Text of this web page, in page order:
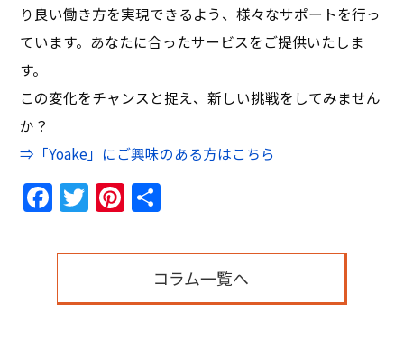
り良い働き方を実現できるよう、様々なサポートを行っ
ています。あなたに合ったサービスをご提供いたしま
す。
この変化をチャンスと捉え、新しい挑戦をしてみません
か？
⇒「Yoake」にご興味のある方はこちら
Facebook
TwitterPinterest
コラム一覧へ